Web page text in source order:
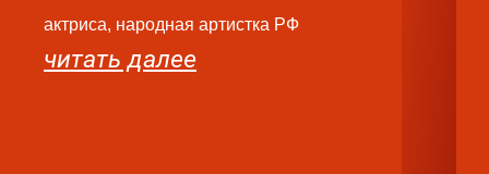
актриса, народная артистка РФ
читать далее